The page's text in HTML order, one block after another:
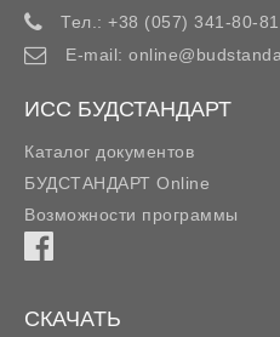
Тел.: +38 (057) 341-80-81
E-mail:
ИСС БУДСТАНДАРТ
Каталог документов
БУДСТАНДАРТ Online
Возможности программы
СКАЧАТЬ